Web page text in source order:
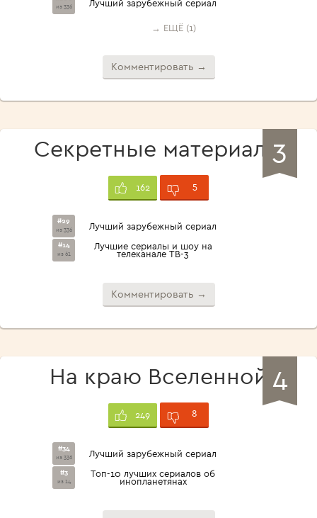
из 336 Лучший зарубежный сериал
→ ЕЩЁ (1)
Комментировать →
3
Секретные материалы
162 5
#29
из 336 Лучший зарубежный сериал
#14
из 61
Лучшие сериалы и шоу на
телеканале ТВ-3
Комментировать →
4
На краю Вселенной
249 8
#34
из 336 Лучший зарубежный сериал
#3
из 14
Топ-10 лучших сериалов об
инопланетянах